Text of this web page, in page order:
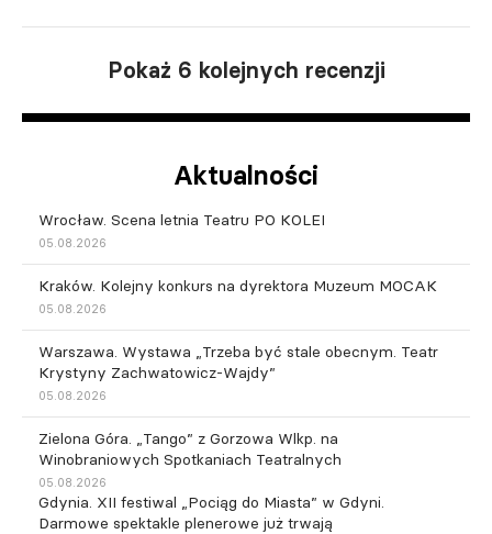
Pokaż 6 kolejnych recenzji
Aktualności
Wrocław. Scena letnia Teatru PO KOLEI
05.08.2026
Kraków. Kolejny konkurs na dyrektora Muzeum MOCAK
05.08.2026
Warszawa. Wystawa „Trzeba być stale obecnym. Teatr
Krystyny Zachwatowicz-Wajdy”
05.08.2026
Zielona Góra. „Tango” z Gorzowa Wlkp. na
Winobraniowych Spotkaniach Teatralnych
05.08.2026
Gdynia. XII festiwal „Pociąg do Miasta” w Gdyni.
Darmowe spektakle plenerowe już trwają